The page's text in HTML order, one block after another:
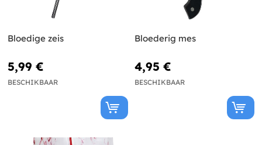
Bloedige zeis
5,99 €
BESCHIKBAAR
Bloederig mes
4,95 €
BESCHIKBAAR